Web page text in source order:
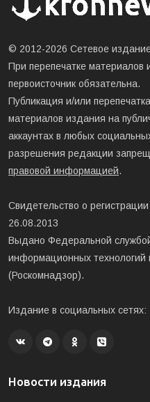
© 2012-2026 Сетевое
При перепечатке материалов
первоисточник обязательна.
Публикация и/или
материалов издания на
аккаунтах в любых
разрешения редакции
правовой информацией.
Свидетельство о
26.08.2013
Выдано Федеральной
информационных технологий
(Роскомнадзор).
Издание в социальных сетях:
Новости издания